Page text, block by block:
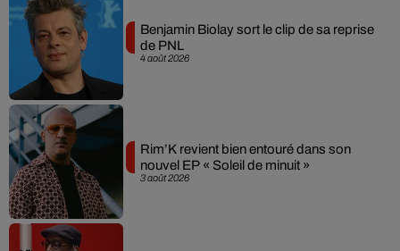
4 août 2026
Benjamin Biolay sort le clip de sa reprise
de PNL
3 août 2026
Rim’K revient bien entouré dans son
nouvel EP « Soleil de minuit »